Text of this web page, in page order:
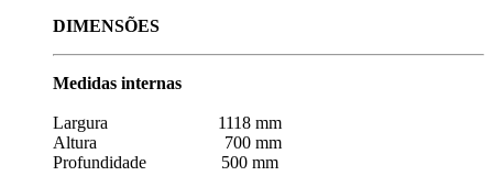
DIMENSÕES
Medidas internas
Largura 1118 mm
Altura 700 mm
Profundidade 500 mm